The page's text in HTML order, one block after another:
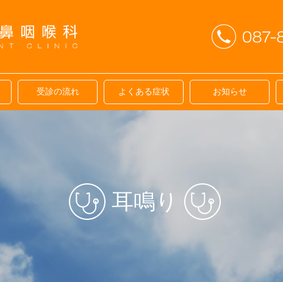
受診の流れ よくある症状 お知らせ
耳鳴り